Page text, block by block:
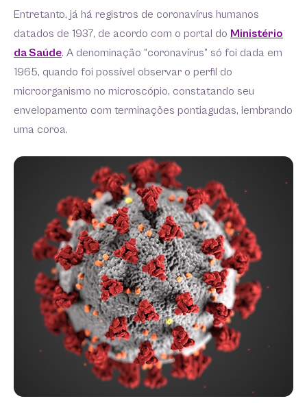
Entretanto, já há registros de coronavírus humanos
datados de 1937, de acordo com o portal do Ministério
da Saúde. A denominação “coronavírus” só foi dada em
1965, quando foi possível observar o perfil do
microorganismo no microscópio, constatando seu
envelopamento com terminações pontiagudas, lembrando
uma coroa.